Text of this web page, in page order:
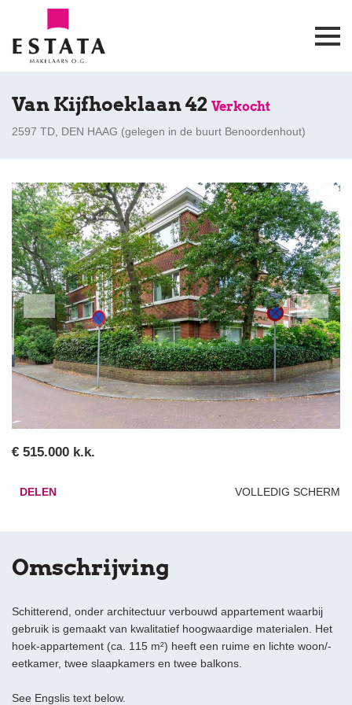
Van Kijfhoeklaan 42 Verkocht
2597 TD, DEN HAAG (gelegen in de buurt Benoordenhout)
€ 515.000 k.k.
DELEN VOLLEDIG SCHERM
Omschrijving
Schitterend, onder architectuur verbouwd appartement waarbij
gebruik is gemaakt van kwalitatief hoogwaardige materialen. Het
hoek-appartement (ca. 115 m²) heeft een ruime en lichte woon/-
eetkamer, twee slaapkamers en twee balkons.
See Engslis text below.